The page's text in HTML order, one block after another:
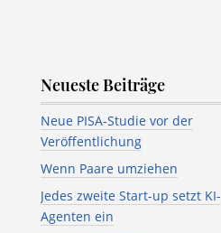
Neueste Beiträge
Neue PISA-Studie vor der
Veröffentlichung
Wenn Paare umziehen
Jedes zweite Start-up setzt KI-
Agenten ein